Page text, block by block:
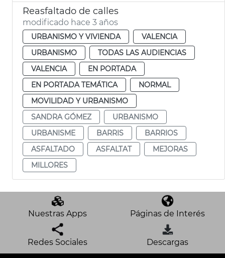
Reasfaltado de calles
modificado hace 3 años
URBANISMO Y VIVIENDA
VALENCIA
URBANISMO
TODAS LAS AUDIENCIAS
VALENCIA
EN PORTADA
EN PORTADA TEMÁTICA
NORMAL
MOVILIDAD Y URBANISMO
SANDRA GÓMEZ
URBANISMO
URBANISME
BARRIS
BARRIOS
ASFALTADO
ASFALTAT
MEJORAS
MILLORES
Nuestras Apps Páginas de Interés
Redes Sociales Descargas